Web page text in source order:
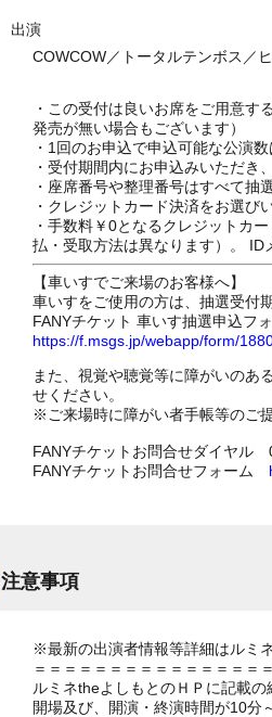
出演
COWCOW／トータルテンボス／
・この受付は良いお席をご用意
発売が無い場合もございます）
・1回のお申込で申込可能な公演数
・受付期間内にお申込みいただき
・座席番号や整理番号はすべて抽
・クレジットカード決済をお選び
・手数料￥0となるクレジットカ
払・受取方法は異なります）。 ID
【車いすでご来場のお客様へ】
車いすをご使用の方は、抽選受付
FANYチケット 車いす抽選申込フォ
https://f.msgs.jp/webapp/form/
また、視覚や聴覚等に障がいのあ
せください。
※ご来場時に障がい者手帳等のご
FANYチケットお問合せダイヤル
FANYチケットお問合せフォーム
注意事項
※最新の出演者情報等詳細はルミ
＝＝＝＝＝＝＝＝＝＝＝＝＝＝＝
ルミネtheよしもとのＨＰに記載の
開場及び、開演・終演時間が10分